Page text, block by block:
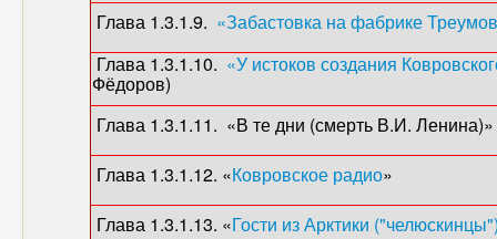
Глава 1.3.1.9. «Забастовка на фабрике
Глава 1.3.1.10. «У истоков создания
Фёдоров)
Глава 1.3.1.11. «В те дни (смерть В.И.
Глава 1.3.1.12. «Ковровское радио»
Глава 1.3.1.13. «Гости из Арктики